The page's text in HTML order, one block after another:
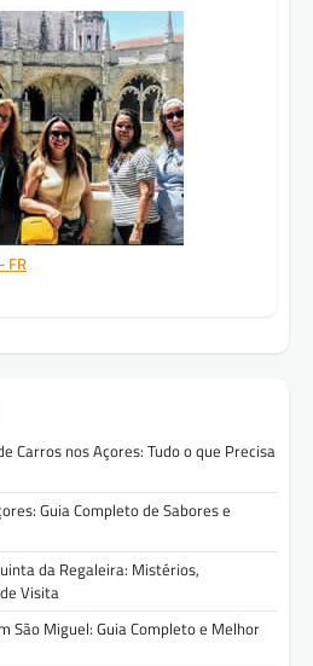
FR
Carros nos Açores: Tudo o que Precisa
Guia Completo de Sabores e
da Regaleira: Mistérios,
Visita
São Miguel: Guia Completo e Melhor